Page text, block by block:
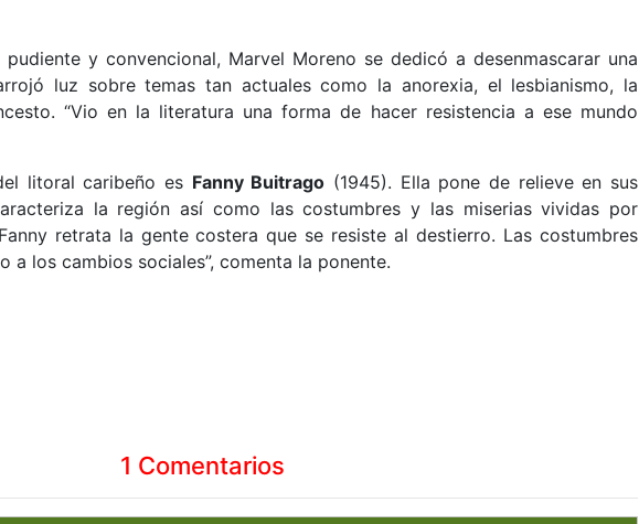
y convencional, Marvel Moreno se dedicó a desenmascarar una
luz sobre temas tan actuales como la anorexia, el lesbianismo, la
“Vio en la literatura una forma de hacer resistencia a ese mundo
litoral caribeño es Fanny Buitrago (1945). Ella pone de relieve en sus
la región así como las costumbres y las miserias vividas por
retrata la gente costera que se resiste al destierro. Las costumbres
a los cambios sociales”, comenta la ponente.
1 Comentarios